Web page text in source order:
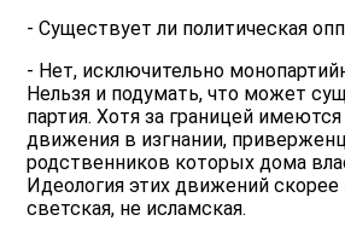
- Существует ли политическая
- Нет, исключительно
Нельзя и подумать, что может
партия. Хотя за границей
движения в изгнании,
родственников которых дома
Идеология этих движений скорее
светская, не исламская.